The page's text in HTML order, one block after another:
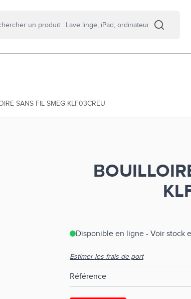
SANS FIL SMEG KLF03CREU
Disponible en ligne - Voir stock
Estimer les frais de port
Référence